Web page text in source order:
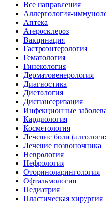
Все направления
Аллергология-
Аптека
Атеросклероз
Вакцинация
Гастроэнтерология
Гематология
Гинекология
Дерматовенерология
Диагностика
Диетология
Диспансеризация
Инфекционные
Кардиология
Косметология
Лечение боли
Лечение позвоночника
Неврология
Нефрология
Оториноларингология
Офтальмология
Педиатрия
Пластическая хирургия